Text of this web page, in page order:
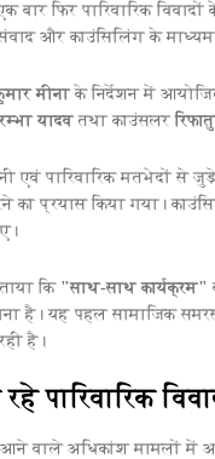
बार फिर पारिवारिक
और काउंसिलिंग के
मीनाके निर्देशन में
रम्भा यादव तथा काउंसलर
एवं पारिवारिक मतभेदों से
का प्रयास किया गया।
कि "साथ-साथ कार्यक्रम"
है। यह पहल सामाजिक
है।
पारिवारिक
आने वाले अधिकांश मामलों में